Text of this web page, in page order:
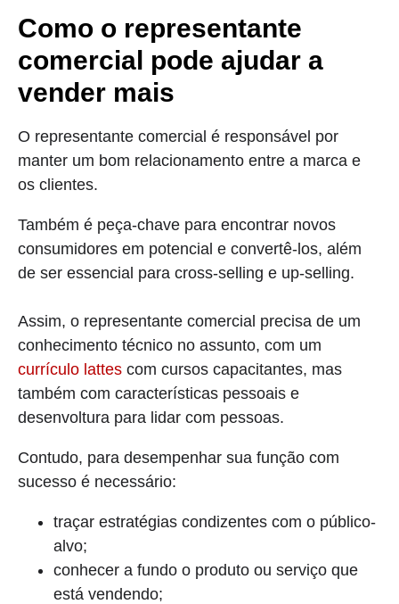
Como o representante
comercial pode ajudar a
vender mais
O representante comercial é responsável por
manter um bom relacionamento entre a marca e
os clientes.
Também é peça-chave para encontrar novos
consumidores em potencial e convertê-los, além
de ser essencial para cross-selling e up-selling.
Assim, o representante comercial precisa de um
conhecimento técnico no assunto, com um
currículo lattes com cursos capacitantes, mas
também com características pessoais e
desenvoltura para lidar com pessoas.
Contudo, para desempenhar sua função com
sucesso é necessário:
traçar estratégias condizentes com o público-
alvo;
conhecer a fundo o produto ou serviço que
está vendendo;